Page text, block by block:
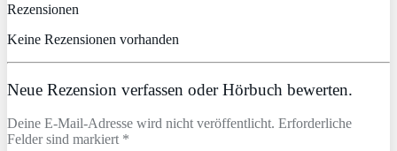
Rezensionen
Keine Rezensionen vorhanden
Neue Rezension verfassen oder Hörbuch bewerten.
Deine E-Mail-Adresse wird nicht veröffentlicht. Erforderliche
Felder sind markiert *